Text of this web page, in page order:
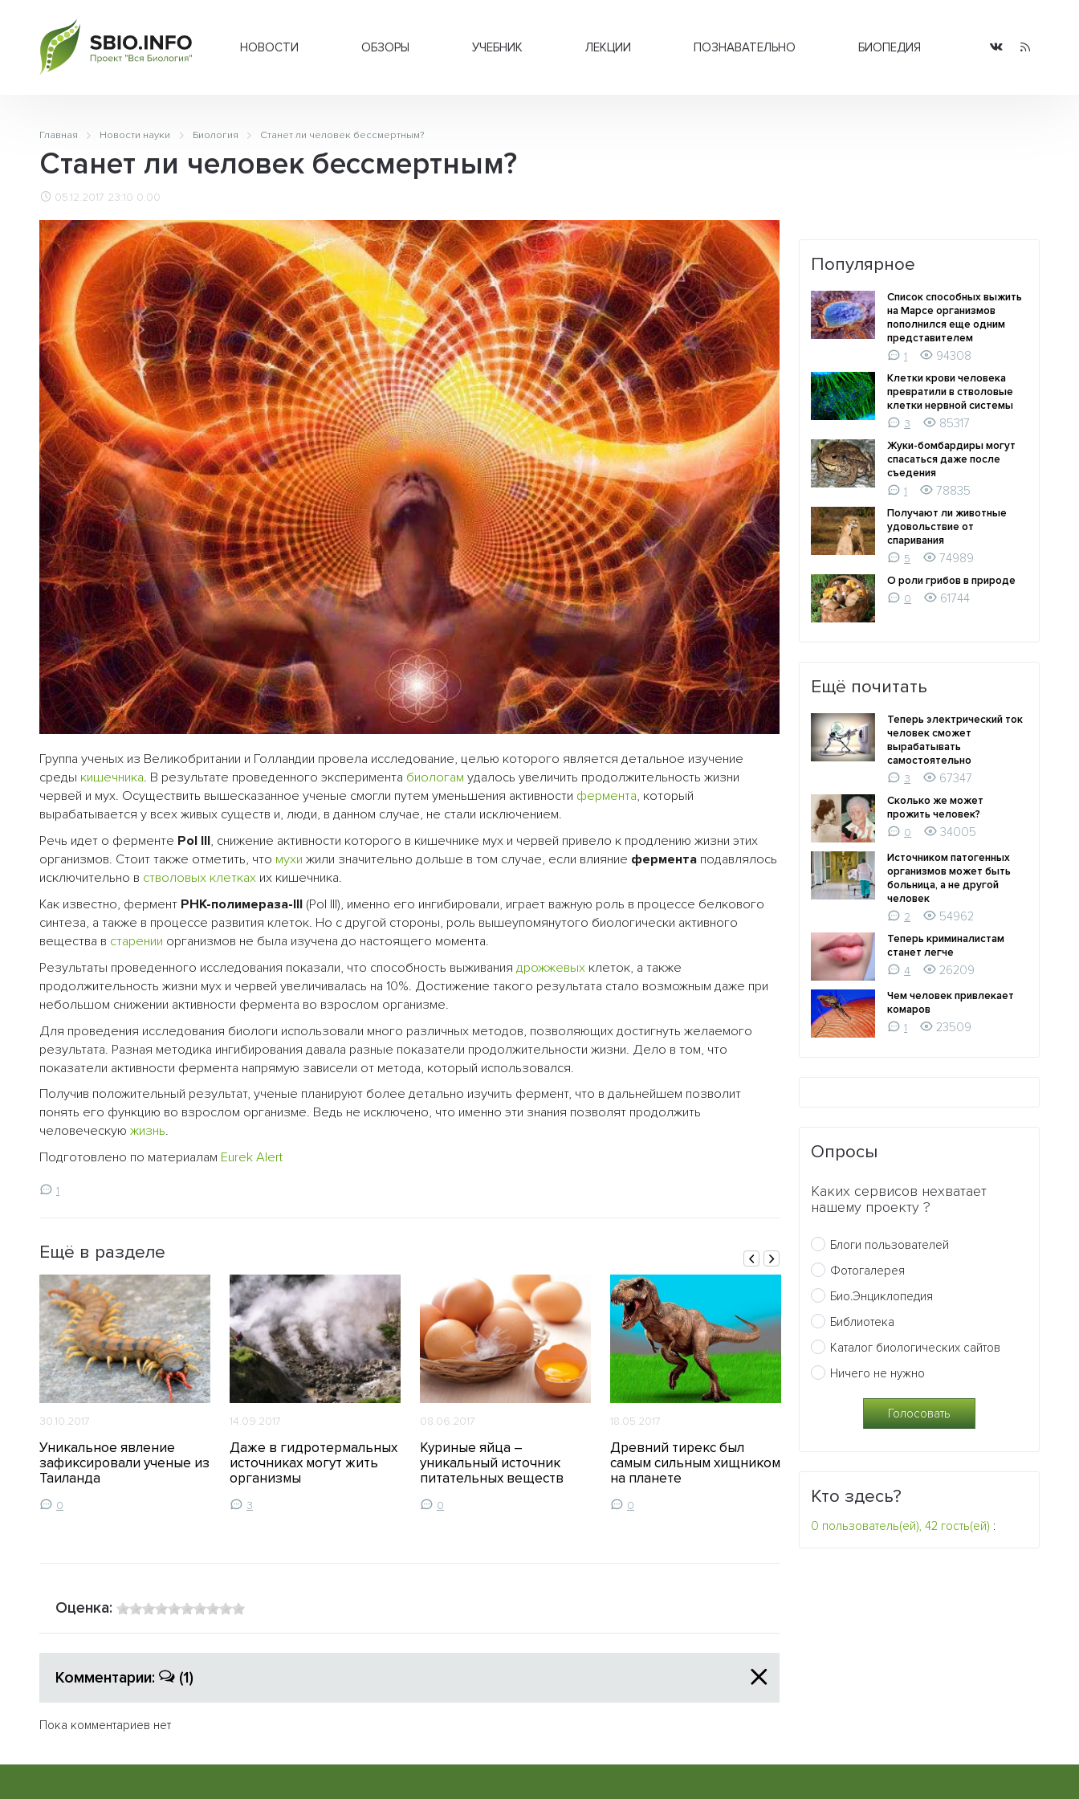
НОВОСТИ ОБЗОРЫ УЧЕБНИК ЛЕКЦИИ ПОЗНАВАТЕЛЬНО БИОПЕДИЯ
Главная Новости науки Биология Станет ли человек бессмертным?
Станет ли человек бессмертным?
05.12.2017 23:10 0.00
Группа ученых из Великобритании и Голландии провела исследование, целью которого является детальное изучение
среды кишечника. В результате проведенного эксперимента биологам удалось увеличить продолжительность жизни
червей и мух. Осуществить вышесказанное ученые смогли путем уменьшения активности фермента, который
вырабатывается у всех живых существ и, люди, в данном случае, не стали исключением.
Речь идет о ферменте Pol III, снижение активности которого в кишечнике мух и червей привело к продлению жизни этих
организмов. Стоит также отметить, что мухи жили значительно дольше в том случае, если влияние фермента подавлялось
исключительно в стволовых клетках их кишечника.
Как известно, фермент РНК-полимераза-III (Pol III), именно его ингибировали, играет важную роль в процессе белкового
синтеза, а также в процессе развития клеток. Но с другой стороны, роль вышеупомянутого биологически активного
вещества в старении организмов не была изучена до настоящего момента.
Результаты проведенного исследования показали, что способность выживания дрожжевых клеток, а также
продолжительность жизни мух и червей увеличивалась на 10%. Достижение такого результата стало возможным даже при
небольшом снижении активности фермента во взрослом организме.
Для проведения исследования биологи использовали много различных методов, позволяющих достигнуть желаемого
результата. Разная методика ингибирования давала разные показатели продолжительности жизни. Дело в том, что
показатели активности фермента напрямую зависели от метода, который использовался.
Получив положительный результат, ученые планируют более детально изучить фермент, что в дальнейшем позволит
понять его функцию во взрослом организме. Ведь не исключено, что именно эти знания позволят продолжить
человеческую жизнь.
Подготовлено по материалам Eurek Alert
1
Ещё в разделе
30.10.2017
Уникальное явление
зафиксировали ученые из
Таиланда
0
14.09.2017
Даже в гидротермальных
источниках могут жить
организмы
3
08.06.2017
Куриные яйца –
уникальный источник
питательных веществ
0
18.05.2017
Древний тирекс был
самым сильным хищником
на планете
0
0
Оценка:
Комментарии: (1)
Пока комментариев нет
Популярное
Список способных выжить
на Марсе организмов
пополнился еще одним
представителем
1
94308
Клетки крови человека
превратили в стволовые
клетки нервной системы
3
85317
Жуки-бомбардиры могут
спасаться даже после
съедения
1
78835
Получают ли животные
удовольствие от
спаривания
5
74989
О роли грибов в природе
0
61744
Ещё почитать
Теперь электрический ток
человек сможет
вырабатывать
самостоятельно
3
67347
Сколько же может
прожить человек?
0
34005
Источником патогенных
организмов может быть
больница, а не другой
человек
2
54962
Теперь криминалистам
станет легче
4
26209
Чем человек привлекает
комаров
1
23509
Опросы
Каких сервисов нехватает
нашему проекту ?
Блоги пользователей
Фотогалерея
Био.Энциклопедия
Библиотека
Каталог биологических сайтов
Ничего не нужно
Кто здесь?
0 пользователь(ей), 42 гость(ей) :